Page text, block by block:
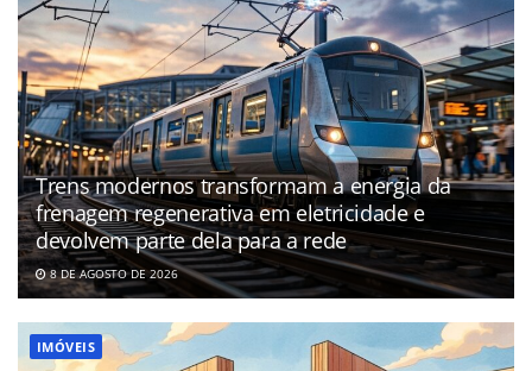
Trens modernos transformam a energia da
frenagem regenerativa em eletricidade e
devolvem parte dela para a rede
8 DE AGOSTO DE 2026
IMÓVEIS